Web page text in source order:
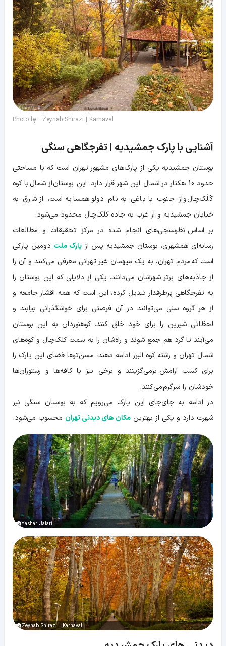
Photo by : Zeynab Shirazi | Karnaval
آشنایی با پارک جمشیدیه | تفرجگاهی سنگی
بوستان جمشیدیه یکی از پارک‌های مشهور تهران است که با مساحتی
حدود 10 هکتار در شمال این شهر قرار دارد. این بوستان از شمال با کوه
کُلَک‌چال و از جنوب با باغی به نام دولو همسایه است، از شرق به
خیابان جمشیدیه و از غرب به جاده کلک‌چال محدود می‌شود.
بر اساس نظرسنجی‌های انجام شده در مرکز تحقیقات و مطالعات
رسانه‌ای همشهری، بوستان جمشیدیه پس از پارک ملت دومین پارکی
است که مردم تهران، به یک میهمان غیر تهرانی معرفی می‌کنند و آن را
از جاذبه‌های برتر شهرشان می‌دانند. یکی از دلایلی که این بوستان را
به تفرجگاهی پرطرفدار تبدیل کرده، این است که همه اقشار جامعه و
از هر گروه سنی می‌توانند در آن فرصتی برای خوشگذرانی بیابند و
لحظاتی شیرین را برای خود خلق کنند. کوهنوردان به این بوستان
می‌آیند تا گرد هم جمع شوند و راه‌شان را به سمت کلک‌چال و کوه‌های
شمال تهران و رشته کوه البرز ادامه دهند، مسن‌تر‌ها فضای این پارک را
برای کسب آرامش برمی‌گزینند و برخی نیز با کافه‌ها و رستوران‌ها
خودشان را سرگرم می‌کنند.
در ادامه به جای‌جای این پارک می‌رویم که به بوستان سنگی نیز
شهرت دارد و یکی از بهترین مکان های دیدنی تهران محسوب می‌شود.
Yashar Jafari
Zeynab Shirazi | Karnaval